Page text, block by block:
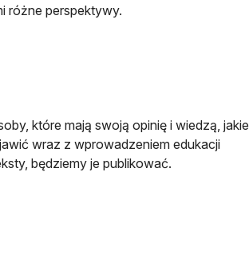
różne perspektywy.
które mają swoją opinię i wiedzą, jakie
wraz z wprowadzeniem edukacji
będziemy je publikować.